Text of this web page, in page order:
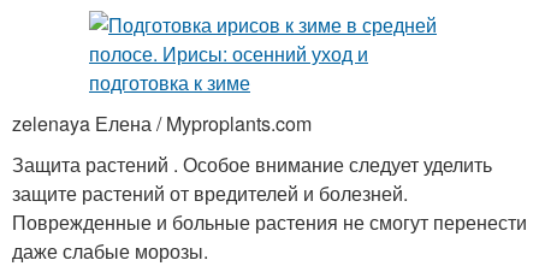
zelenaya Елена / Myproplants.com
Защита растений . Особое внимание следует уделить
защите растений от вредителей и болезней.
Поврежденные и больные растения не смогут перенести
даже слабые морозы.